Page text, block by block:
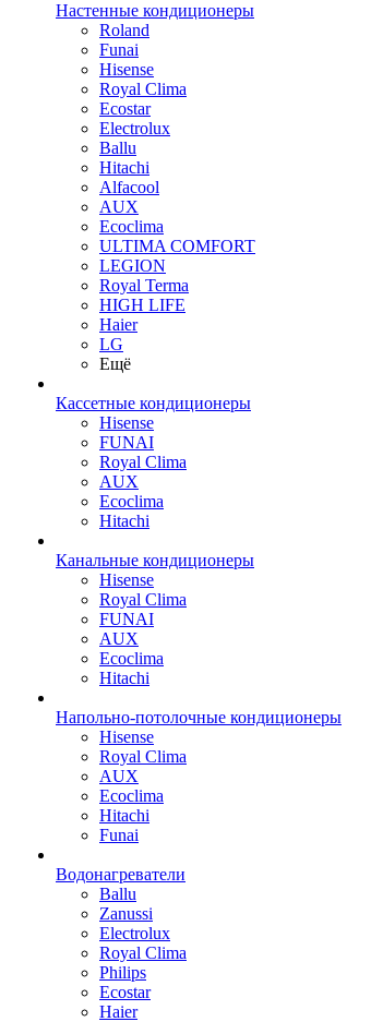
Настенные кондиционеры
Roland
Funai
Hisense
Royal Clima
Ecostar
Electrolux
Ballu
Hitachi
Alfacool
AUX
Ecoclima
ULTIMA COMFORT
LEGION
Royal Terma
HIGH LIFE
Haier
LG
Ещё
Кассетные кондиционеры
Hisense
FUNAI
Royal Clima
AUX
Ecoclima
Hitachi
Канальные кондиционеры
Hisense
Royal Clima
FUNAI
AUX
Ecoclima
Hitachi
Напольно-потолочные кондиционеры
Hisense
Royal Clima
AUX
Ecoclima
Hitachi
Funai
Водонагреватели
Ballu
Zanussi
Electrolux
Royal Clima
Philips
Ecostar
Haier